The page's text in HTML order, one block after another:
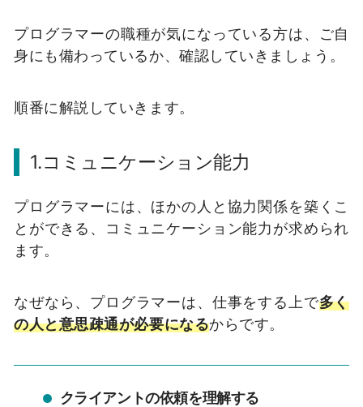
プログラマーの職種が気になっている方は、ご自
身にも備わっているか、確認していきましょう。
順番に解説していきます。
1.コミュニケーション能力
プログラマーには、ほかの人と協力関係を築くこ
とができる、コミュニケーション能力が求められ
ます。
なぜなら、プログラマーは、仕事をする上で多く
の人と意思疎通が必要になるからです。
クライアントの依頼を理解する